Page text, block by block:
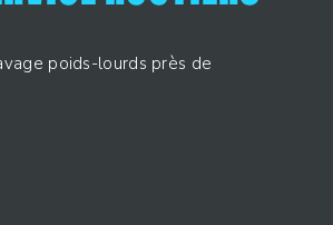
poids-lourds près de